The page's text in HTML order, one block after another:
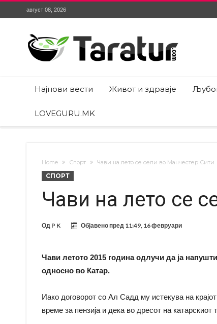
август 08, 2026
Најнови вести Живот и здравје
LOVEGURU.MK
Home Спорт Чави на лето се сели во Манчестер Сити
СПОРТ
Чави на лето се
Од P K Објавено пред 11:49, 16 февруари
Чави летото 2015 година одлучи да ја
односно во Катар.
Иако договорот со Ал Садд му истекува на
време за пензија и дека во дресот на катарскиот